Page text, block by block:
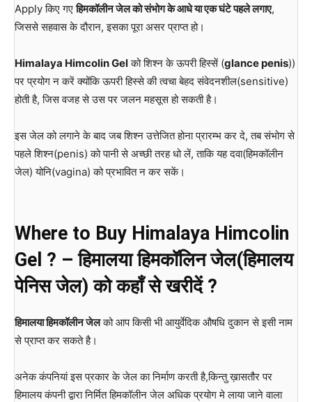
Apply किए गएहिमकॉलीन जेल को संभोग के आधे या एक घंटे पहले लगाए,
जिससे सहवास के दौरान, इसका पूरा असर प्राप्त हो।
Himalaya Himcolin Gelको शिश्न के ऊपरी हिस्सें (glance penis))
पर प्रयोग न करें क्योंकि ऊपरी हिस्से की त्वचा बेहद संवेदनशील(sensitive)
होती है, जिस वजह से उस पर जलन महसूस हो सकती है।
इस जेल को लगाने के बाद जब शिश्न उत्तेजित होना प्रारम्भ कर दे, तब संभोग से
पहले शिश्न(penis) को पानी से अच्छी तरह धो लें, ताकि यह दवा(हिमकॉलीन
जेल) योनि(vagina) को प्रभावित न कर सकें।
Where to Buy Himalaya Himcolin
Gel ? – हिमालया हिमकॉलिन जेल(हिमालय
पेनिस जेल) को कहाँ से खरीदें ?
हिमालया हिमकॉलीन जेलको आप किसी भी आयुर्वेदिक औषधि दुकान से इसी नाम
से प्राप्त कर सकते है।
अनेक कंपनियां इस प्रकार के जेल का निर्माण करती है,किन्तु ख़ासतौर पर
हिमालय कंपनी द्वारा निर्मित हिमकॉलीन जेल अधिक प्रयोग मे लाया जाने वाला